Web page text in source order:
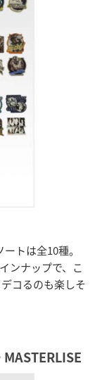
トは全10種。
ンナップで、こ
コるのも楽しそ